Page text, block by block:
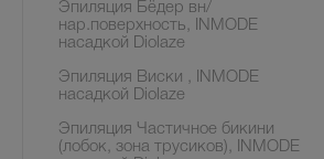
Эпиляция Бёдер вн/
нар.поверхность, INMODE
насадкой Diolaze
Эпиляция Виски , INMODE
насадкой Diolaze
Эпиляция Частичное бикини
(лобок, зона трусиков), INMODE